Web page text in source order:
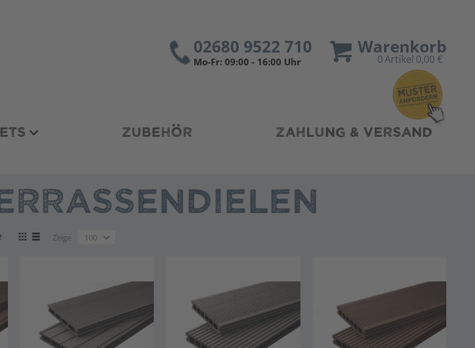
Warenkorb
0Artikel 0,00 €
02680 9522 710
Mo-Fr: 09:00 - 16:00 Uhr
ZUBEHÖR ZAHLUNG & VERSAND
AbsteigendAnzeigen
Zeige